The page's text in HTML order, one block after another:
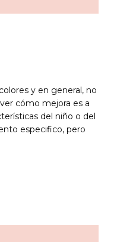
y en general, no
cómo mejora es a
del niño o del
especifico, pero